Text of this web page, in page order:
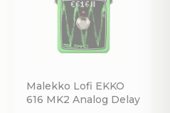
Malekko Lofi EKKO
616 MK2 Analog Delay